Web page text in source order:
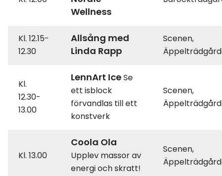
Wellness
Kl. 12.15-
12.30
Allsång med
Linda Rapp
Scenen,
Kl.
12.30-
13.00
LennArt IceSe
ett isblock
förvandlas till ett
konstverk
Scenen,
Kl. 13.00
Coola Ola
Upplev massor av
energi och skratt!
Scenen,